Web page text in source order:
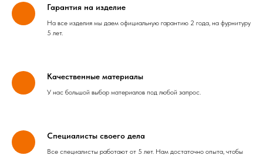
Гарантия на изделие
На все изделия мы даем официальную гарантию 2 года, на фурнитуру
5 лет.
Качественные материалы
У нас большой выбор материалов под любой запрос.
Специалисты своего дела
Все специалисты работают от 5 лет. Нам достаточно опыта, чтобы